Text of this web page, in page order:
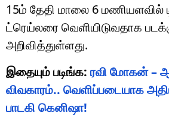
15ம் தேதி மாலை 6 மணியளவில்
ட்ரெய்லரை வெளியிடுவதாக
அறிவித்துள்ளது.
இதையும் படிங்க: ரவி மோகன் –
விவகாரம்.. வெளிப்படையாக
பாடகி கெனிஷா!